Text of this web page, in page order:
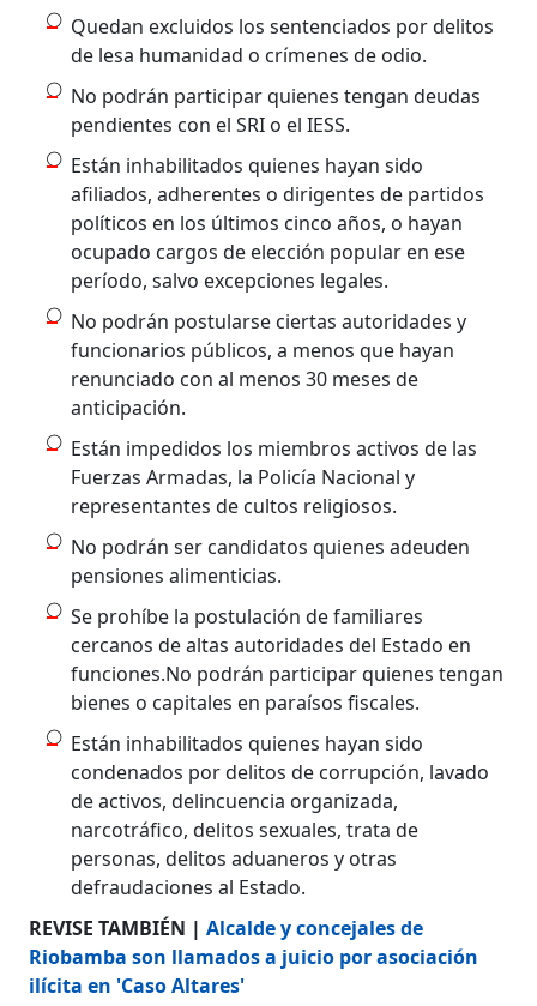
Quedan excluidos los sentenciados por delitos
de lesa humanidad o crímenes de odio.
No podrán participar quienes tengan deudas
pendientes con el SRI o el IESS.
Están inhabilitados quienes hayan sido
afiliados, adherentes o dirigentes de partidos
políticos en los últimos cinco años, o hayan
ocupado cargos de elección popular en ese
período, salvo excepciones legales.
No podrán postularse ciertas autoridades y
funcionarios públicos, a menos que hayan
renunciado con al menos 30 meses de
anticipación.
Están impedidos los miembros activos de las
Fuerzas Armadas, la Policía Nacional y
representantes de cultos religiosos.
No podrán ser candidatos quienes adeuden
pensiones alimenticias.
Se prohíbe la postulación de familiares
cercanos de altas autoridades del Estado en
funciones.No podrán participar quienes tengan
bienes o capitales en paraísos fiscales.
Están inhabilitados quienes hayan sido
condenados por delitos de corrupción, lavado
de activos, delincuencia organizada,
narcotráfico, delitos sexuales, trata de
personas, delitos aduaneros y otras
defraudaciones al Estado.
REVISE TAMBIÉN |Alcalde y concejales de
Riobamba son llamados a juicio por asociación
ilícita en 'Caso Altares'